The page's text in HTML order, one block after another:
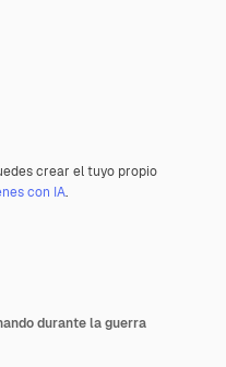
crear el tuyo propio
con IA.
durante la guerra